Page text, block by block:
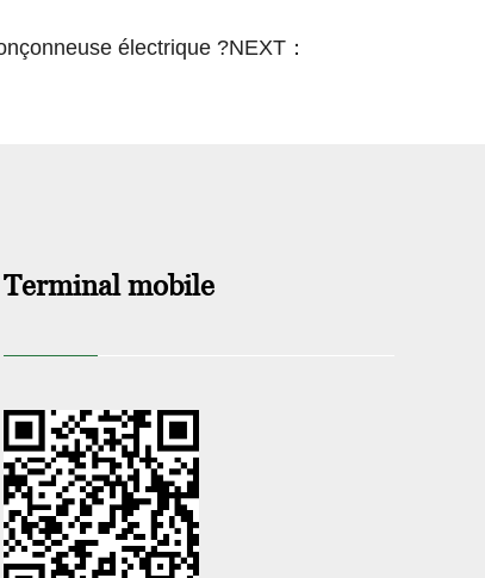
électrique ?NEXT：
Terminal mobile